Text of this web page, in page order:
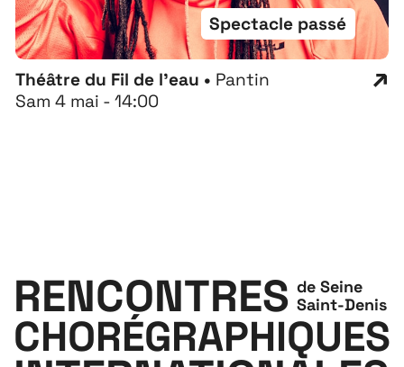
Théâtre du Fil de l'eau • Pantin
Sam 4 mai - 14:00
Spectacle passé
RENCONTRES
CHORÉGRAPHIQUES
de Seine
Saint-Denis